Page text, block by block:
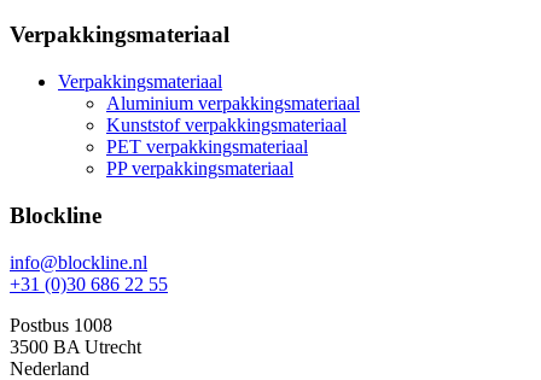
Verpakkingsmateriaal
Verpakkingsmateriaal
Aluminium verpakkingsmateriaal
Kunststof verpakkingsmateriaal
PET verpakkingsmateriaal
PP verpakkingsmateriaal
Blockline
info@blockline.nl
+31 (0)30 686 22 55
Postbus 1008
3500 BA Utrecht
Nederland